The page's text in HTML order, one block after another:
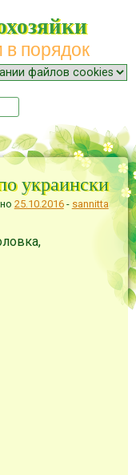
порядок
украински
25.10.2016- sannitta